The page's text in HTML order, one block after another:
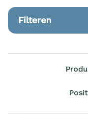
Filteren